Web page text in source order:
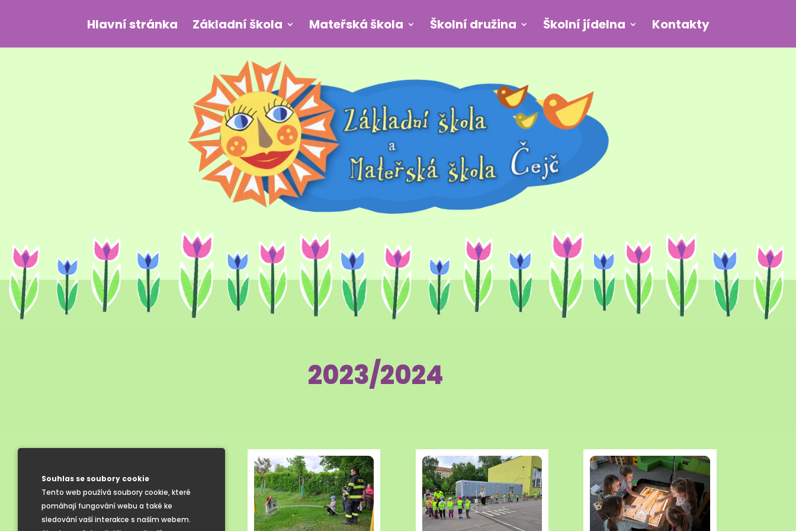
Souhlas se soubory cookie
Tento web používá soubory cookie, které
pomáhají fungování webu a také ke
sledování vaší interakce s naším webem.
Hlavní stránka Základní škola Mateřská škola Školní družina Školní jídelna Kontakty
2023/2024